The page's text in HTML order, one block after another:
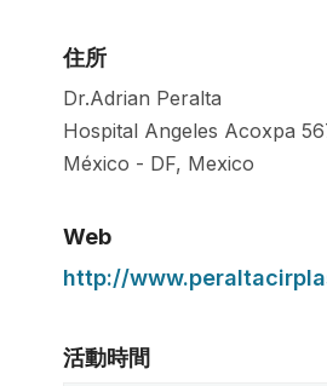
住所
Dr.Adrian Peralta
Hospital Angeles Acoxpa
México - DF, Mexico
Web
http://
活動時間